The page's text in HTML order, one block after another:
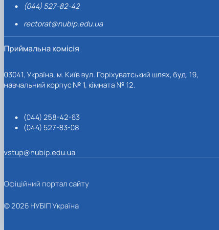
(044) 527-82-42
rectorat@nubip.edu.ua
Приймальна комісія
03041, Україна, м. Київ вул. Горіхуватський шлях, буд. 19,
навчальний корпус № 1, кімната № 12.
(044) 258-42-63
(044) 527-83-08
vstup@nubip.edu.ua
Офіційний портал сайту
© 2026 НУБІП Україна